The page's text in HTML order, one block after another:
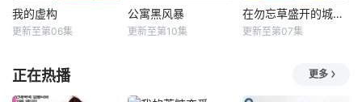
我的虚构
更新至第06集
公寓黑风暴
更新至第10集
在勿忘草盛开的城镇 ～安昙野诊疗记～
更新至第07集
正在热播 更多